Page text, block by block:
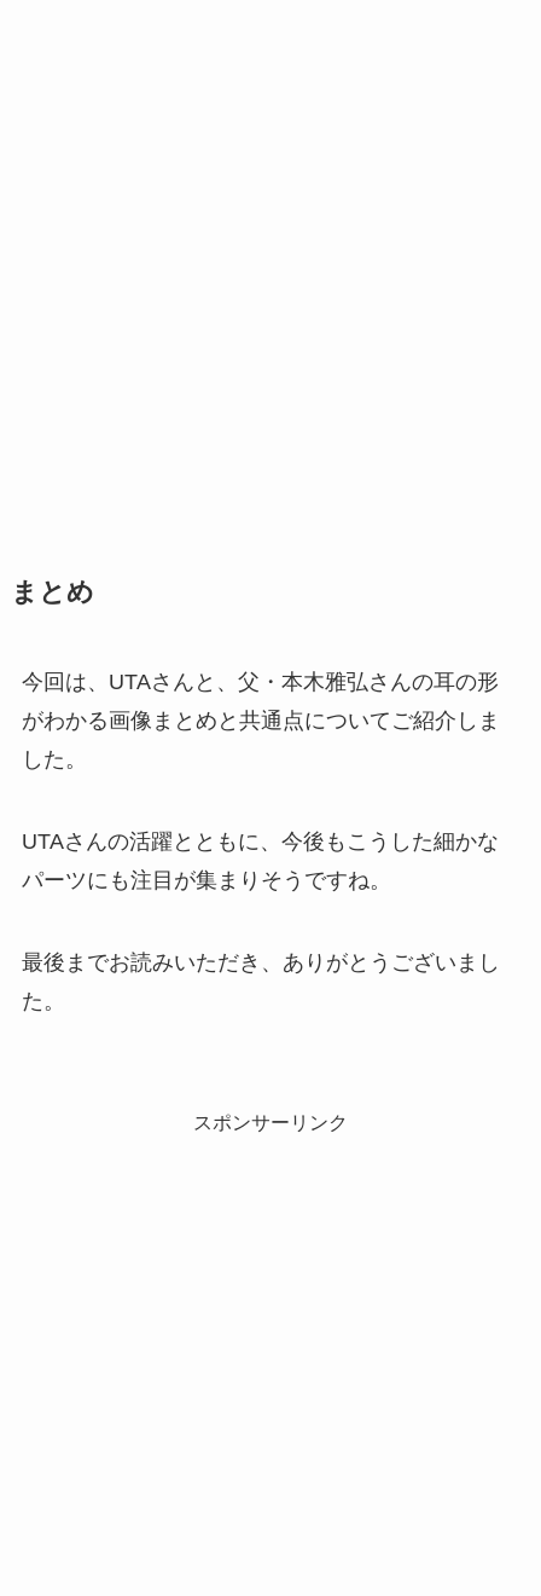
まとめ
今回は、UTAさんと、父・本木雅弘さんの耳の形
がわかる画像まとめと共通点についてご紹介しま
した。
UTAさんの活躍とともに、今後もこうした細かな
パーツにも注目が集まりそうですね。
最後までお読みいただき、ありがとうございまし
た。
スポンサーリンク